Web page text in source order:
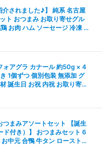
介されました♪】 純系 名古屋
ト おつまみ お取り寄せグル
お肉 ハム ソーセージ 冷凍 化
アグラ カナール 約50g × 4
1個ずつ 個別包装 無添加 グ
誕生日 お祝 内祝 お取り寄せ
まみアソートセット 【誕生
ド付き）】 おつまみセット 6
中元 合鴨 牛タン ローストビ